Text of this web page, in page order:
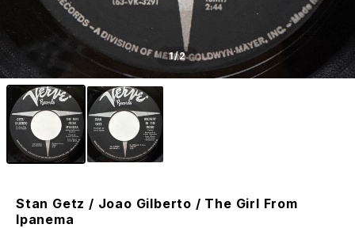
1/2
Stan Getz / Joao Gilberto / The Girl From
Ipanema